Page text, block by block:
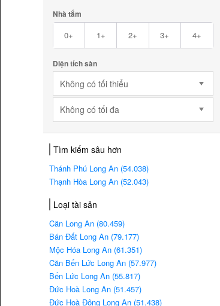
Nhà tắm
0+ 1+ 2+ 3+ 4+
Diện tích sàn
Không có tối thiểu
Không có tối đa
Tìm kiếm sâu hơn
Thánh Phú Long An (54.038)
Thạnh Hòa Long An (52.043)
Loại tài sản
Căn Long An (80.459)
Bán Đất Long An (79.177)
Mộc Hóa Long An (61.351)
Căn Bến Lức Long An (57.977)
Bến Lức Long An (55.817)
Đức Hoà Long An (51.457)
Đức Hoà Đông Long An (51.438)